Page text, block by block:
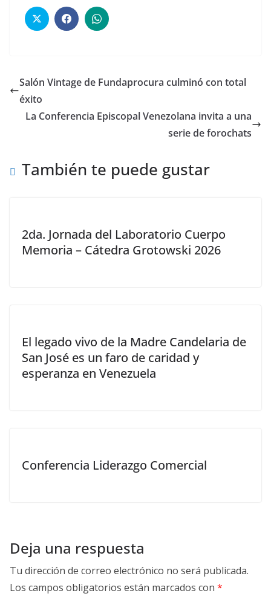
Salón Vintage de Fundaprocura culminó con total
éxito
La Conferencia Episcopal Venezolana invita a una
serie de forochats
También te puede gustar
2da. Jornada del Laboratorio Cuerpo
Memoria – Cátedra Grotowski 2026
El legado vivo de la Madre Candelaria de
San José es un faro de caridad y
esperanza en Venezuela
Conferencia Liderazgo Comercial
Deja una respuesta
Tu dirección de correo electrónico no será publicada.
Los campos obligatorios están marcados con *